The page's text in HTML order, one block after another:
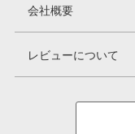
会社概要
レビューについて